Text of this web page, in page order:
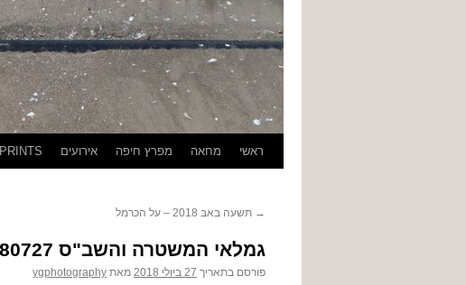
לדלגראשי מחאה מפרץ חיפה אירועים PRINTS
→ תשעה באב 2018 – על הכרמל
גמלאי המשטרה והשב"ס 180727
פורסם בתאריך 27 ביולי 2018 מאת ygphotography